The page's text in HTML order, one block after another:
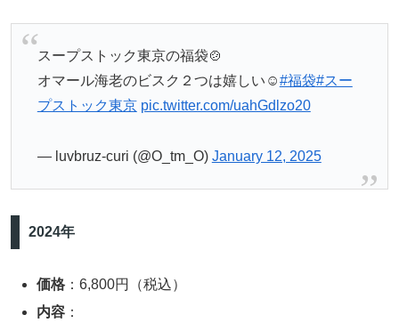
スープストック東京の福袋🍲
オマール海老のビスク２つは嬉しい☺️#福袋#スー
プストック東京 pic.twitter.com/uahGdlzo20
— luvbruz-curi (@O_tm_O) January 12, 2025
2024年
価格 ：6,800円（税込）
内容 ：